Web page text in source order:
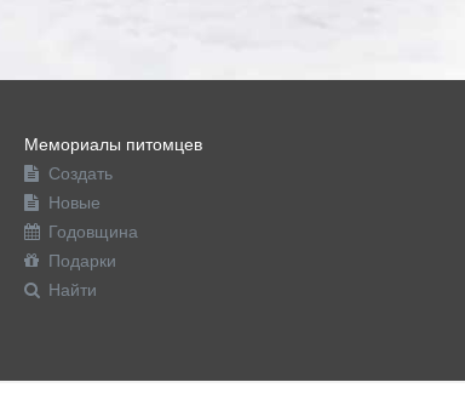
Мемориалы питомцев
Создать
Новые
Годовщина
Подарки
Найти